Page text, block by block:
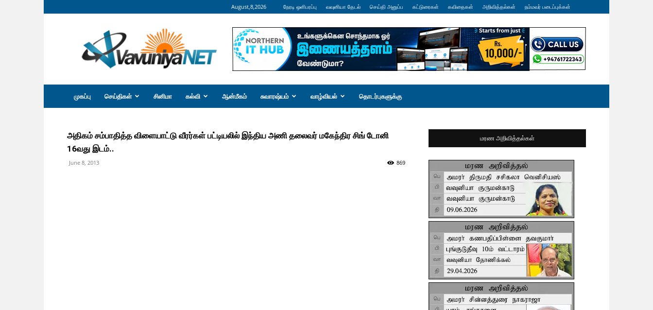
August,8,2026 நேரடி ஒளிபரப்பு வவுனியா தேடல் செய்தி அனுப்ப கட்டுரைகள் கவிதைகள் அறிவித்தல்கள் நம்மவர் படைப்புக்கள்
வவுனியா
நெற்
முகப்பு செய்திகள் சினிமா கல்வி ஆன்மீகம் சுவாரஷ்யம் வாழ்வியல் தொடர்புகளுக்கு
அதிகம் சம்பாதித்த விளையாட்டு வீரர்கள் பட்டியலில் இந்திய அணி தலைவர் மகேந்திர சிங் டோனி
16வது இடம்..
June 8, 2013 869
மரண அறிவித்தல்கள்